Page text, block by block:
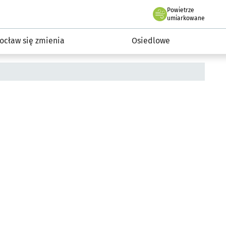
- miejskie inwestycje 2019-2032
Powietrze
we Wrocławiu
umiarkowane
się zmienia Osiedlowe